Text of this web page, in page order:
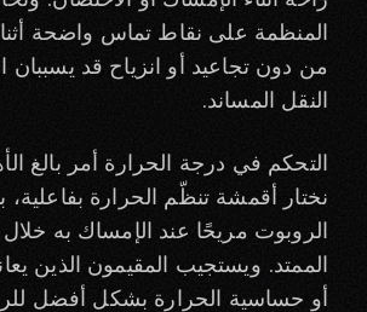
المنظمة على نقاط تماس واضحة
من دون تجاعيد أو انزياح قد يسببان
النقل المساند.
التحكم في درجة الحرارة أمر بالغ
نختار أقمشة تنظّم الحرارة بفاعلية،
الروبوت مريحًا عند الإمساك به
الممتد. ويستجيب المقيمون الذين
أو حساسية الحرارة بشكل أفضل